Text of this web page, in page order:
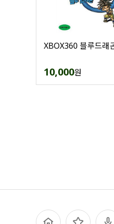
XBOX360 블루드래
10,000원